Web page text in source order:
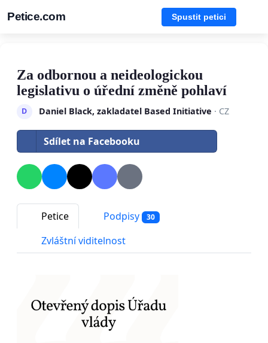
Petice.com Spustit petici
Za odbornou a neideologickou
legislativu o úřední změně pohlaví
D Daniel Black, zakladatel Based Initiative · CZ
Sdílet na Facebooku
Petice Podpisy 30
Zvláštní viditelnost